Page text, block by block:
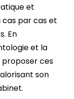
et
par cas et
En
et la
ces
son